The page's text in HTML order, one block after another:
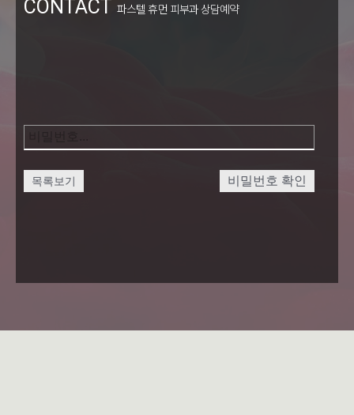
CONTACT 파스텔 휴먼 피부과 상담예약
목록보기 비밀번호 확인